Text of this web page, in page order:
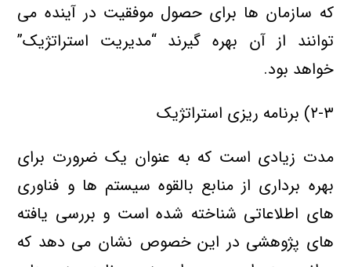
که سازمان ها برای حصول موفقیت در آینده می
توانند از آن بهره گیرند “مدیریت استراتژیک”
خواهد بود.
۲-۳) برنامه ریزی استراتژیک
مدت زیادی است که به عنوان یک ضرورت برای
بهره برداری از منابع بالقوه سیستم ها و فناوری
های اطلاعاتی شناخته شده است و بررسی یافته
های پژوهشی در این خصوص نشان می دهد که